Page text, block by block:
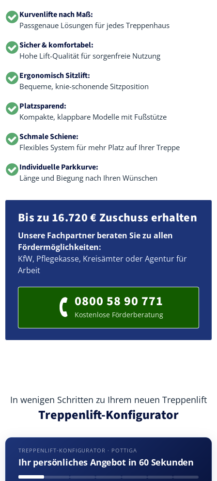
Kurvenlifte nach Maß:
Passgenaue Lösungen für jedes Treppenhaus
Sicher & komfortabel:
Hohe Lift-Qualität für sorgenfreie Nutzung
Ergonomisch Sitzlift:
Bequeme, knie-schonende Sitzposition
Platzsparend:
Kompakte, klappbare Modelle mit Fußstütze
Schmale Schiene:
Flexibles System für mehr Platz auf Ihrer Treppe
Individuelle Parkkurve:
Länge und Biegung nach Ihren Wünschen
Bis zu 16.720 € Zuschuss erhalten
Unsere Fachpartner beraten Sie zu allen
Fördermöglichkeiten:
KfW, Pflegekasse, Kreisämter oder Agentur für
Arbeit
0800 58 90 771
Kostenlose Förderberatung
In wenigen Schritten zu Ihrem neuen Treppenlift
Treppenlift-Konfigurator
TREPPENLIFT-KONFIGURATOR · POTTIGA
Ihr persönliches Angebot in 60 Sekunden